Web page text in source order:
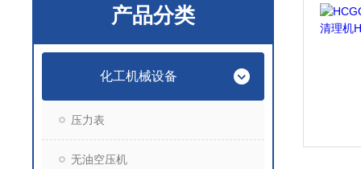
产品分类
化工机械设备
压力表
无油空压机